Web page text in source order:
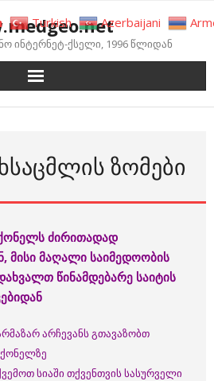
ინტერნეტ-ქსელი, 1996 წლიდან
ᲖᲝᲛᲔᲑᲘ
ძირითადად
, მისი მაღალი საიმედოობის
ხვალთ წინამდებარე საიტის
არჩევანს გთავაზობთ
სიაში თქვენთვის სასურველი
Turkish Azerbaijani